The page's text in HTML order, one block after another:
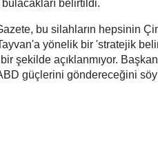
belirtildi.
bu silahların hepsinin
yönelik bir 'stratejik
şekilde açıklanmıyor.
güçlerini göndereceğini